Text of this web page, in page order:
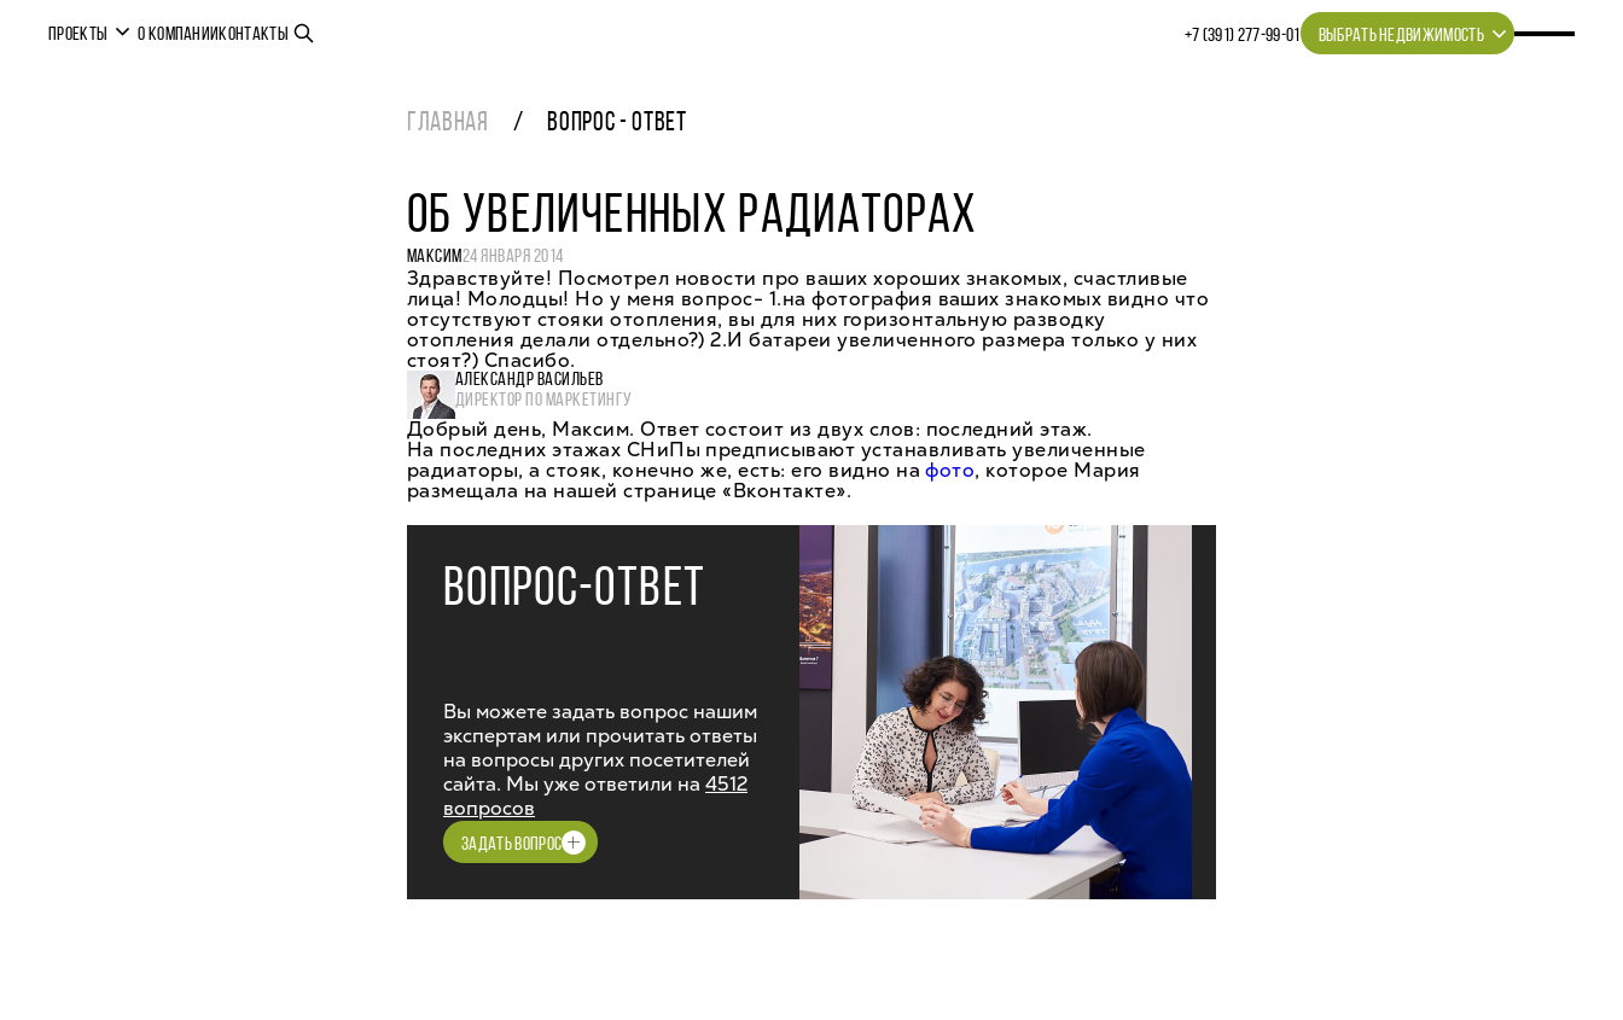
ПРОЕКТЫ О КОМПАНИИКОНТАКТЫ +7 (391) 277‒99‒01 ВЫБРАТЬ НЕДВИЖИМОСТЬ
ГЛАВНАЯ ВОПРОС - ОТВЕТ
ОБ УВЕЛИЧЕННЫХ РАДИАТОРАХ
МАКСИМ24 ЯНВАРЯ 2014
Здравствуйте! Посмотрел новости про ваших хороших знакомых, счастливые
лица! Молодцы! Но у меня вопрос- 1.на фотография ваших знакомых видно что
отсутствуют стояки отопления, вы для них горизонтальную разводку
отопления делали отдельно?) 2.И батареи увеличенного размера только у них
стоят?) Спасибо.
АЛЕКСАНДР ВАСИЛЬЕВ
ДИРЕКТОР ПО МАРКЕТИНГУ
Добрый день, Максим. Ответ состоит из двух слов: последний этаж.
На последних этажах СНиПы предписывают устанавливать увеличенные
радиаторы, а стояк, конечно же, есть: его видно нафото, которое Мария
размещала на нашей странице «Вконтакте».
ВОПРОС-ОТВЕТ
Вы можете задать вопрос нашим
экспертам или прочитать ответы
на вопросы других посетителей
сайта. Мы уже ответили на 4512
вопросов
ЗАДАТЬ ВОПРОС